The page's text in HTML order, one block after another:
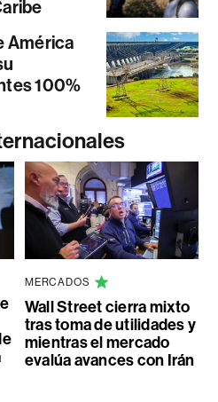
América
100%
MERCADOS
Wall Street cierra mixto
tras toma de utilidades y
mientras el mercado
evalúa avances con Irán